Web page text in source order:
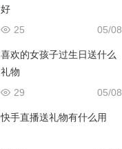
好
05/08
25
喜欢的女孩子过生日送什么
礼物
05/08
29
快手直播送礼物有什么用